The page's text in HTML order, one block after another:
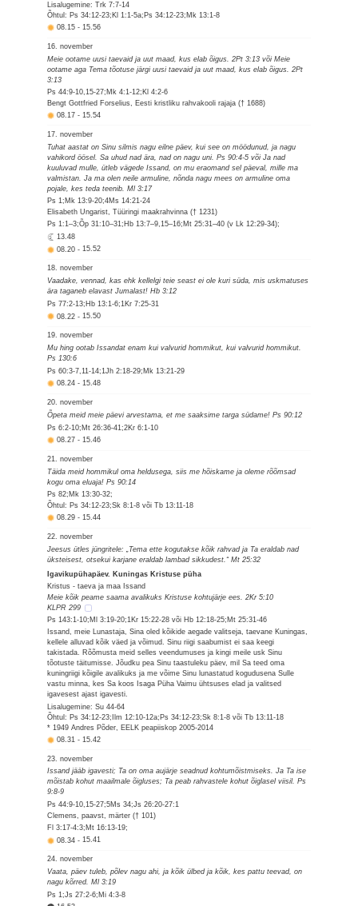
Lisalugemine: Trk 7:7-14
Õhtul: Ps 34:12-23;Kl 1:1-5a;Ps 34:12-23;Mk 13:1-8
08.15-15.56
16. november
Meie ootame uusi taevaid ja uut maad, kus elab õigus. 2Pt 3:13 või Meie
ootame aga Tema tõotuse järgi uusi taevaid ja uut maad, kus elab õigus. 2Pt
3:13
Ps 44:9-10,15-27;Mk 4:1-12;Kl 4:2-6
Bengt Gottfried Forselius, Eesti kristliku rahvakooli rajaja († 1688)
08.17-15.54
17. november
Tuhat aastat on Sinu silmis nagu eilne päev, kui see on möödunud, ja nagu
vahikord öösel. Sa uhud nad ära, nad on nagu uni. Ps 90:4-5 või Ja nad
kuuluvad mulle, ütleb vägede Issand, on mu eraomand sel päeval, mille ma
valmistan. Ja ma olen neile armuline, nõnda nagu mees on armuline oma
pojale, kes teda teenib. Ml 3:17
Ps 1;Mk 13:9-20;4Ms 14:21-24
Elisabeth Ungarist, Tüüringi maakrahvinna († 1231)
Ps 1:1–3;Õp 31:10–31;Hb 13:7–9,15–16;Mt 25:31–40 (v Lk 12:29-34);
13.48
08.20-15.52
18. november
Vaadake, vennad, kas ehk kellelgi teie seast ei ole kuri süda, mis uskmatuses
ära taganeb elavast Jumalast! Hb 3:12
Ps 77:2-13;Hb 13:1-6;1Kr 7:25-31
08.22-15.50
19. november
Mu hing ootab Issandat enam kui valvurid hommikut, kui valvurid hommikut.
Ps 130:6
Ps 60:3-7,11-14;1Jh 2:18-29;Mk 13:21-29
08.24-15.48
20. november
Õpeta meid meie päevi arvestama, et me saaksime targa südame! Ps 90:12
Ps 6:2-10;Mt 26:36-41;2Kr 6:1-10
08.27-15.46
21. november
Täida meid hommikul oma heldusega, siis me hõiskame ja oleme rõõmsad
kogu oma eluaja! Ps 90:14
Ps 82;Mk 13:30-32;
Õhtul: Ps 34:12-23;Sk 8:1-8 või Tb 13:11-18
08.29-15.44
22. november
Jeesus ütles jüngritele: „Tema ette kogutakse kõik rahvad ja Ta eraldab nad
üksteisest, otsekui karjane eraldab lambad sikkudest.“ Mt 25:32
Igavikupühapäev. Kuningas Kristuse püha
Kristus - taeva ja maa Issand
Meie kõik peame saama avalikuks Kristuse kohtujärje ees. 2Kr 5:10
KLPR 299
Ps 143:1-10;Ml 3:19-20;1Kr 15:22-28 või Hb 12:18-25;Mt 25:31-46
Issand, meie Lunastaja, Sina oled kõikide aegade valitseja, taevane Kuningas,
kellele alluvad kõik väed ja võimud. Sinu riigi saabumist ei saa keegi
takistada. Rõõmusta meid selles veendumuses ja kingi meile usk Sinu
tõotuste täitumisse. Jõudku pea Sinu taastuleku päev, mil Sa teed oma
kuningriigi kõigile avalikuks ja me võime Sinu lunastatud kogudusena Sulle
vastu minna, kes Sa koos Isaga Püha Vaimu ühtsuses elad ja valitsed
igavesest ajast igavesti.
Lisalugemine: Su 44-64
Õhtul: Ps 34:12-23;Ilm 12:10-12a;Ps 34:12-23;Sk 8:1-8 või Tb 13:11-18
* 1949 Andres Põder, EELK peapiiskop 2005-2014
08.31- 15.42
23. november
Issand jääb igavesti; Ta on oma aujärje seadnud kohtumõistmiseks. Ja Ta ise
mõistab kohut maailmale õigluses; Ta peab rahvastele kohut õiglasel viisil. Ps
9:8-9
Ps 44:9-10,15-27;5Ms 34;Js 26:20-27:1
Clemens, paavst, märter († 101)
Fl 3:17-4:3;Mt 16:13-19;
08.34-15.41
24. november
Vaata, päev tuleb, põlev nagu ahi, ja kõik ülbed ja kõik, kes pattu teevad, on
nagu kõrred. Ml 3:19
Ps 1;Js 27:2-6;Mi 4:3-8